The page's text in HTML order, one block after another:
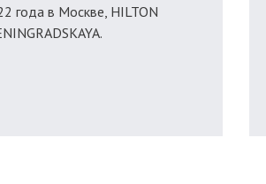
года в Москве, HILTON